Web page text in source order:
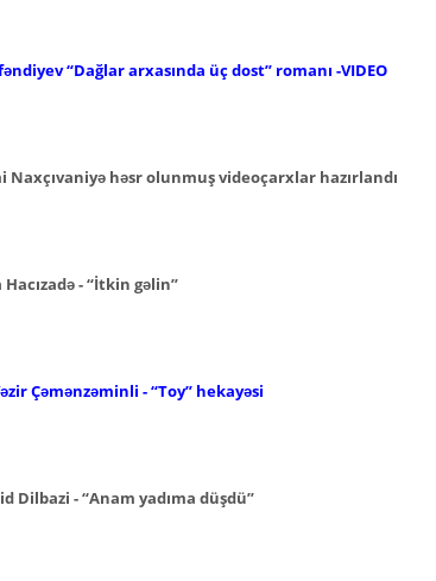
“Dağlar arxasında üç dost” romanı -VIDEO
həsrolunmuş videoçarxlar hazırlandı
- “İtkin gəlin”
Çəmənzəminli -“Toy” hekayəsi
Dilbazi -“Anam yadıma düşdü”